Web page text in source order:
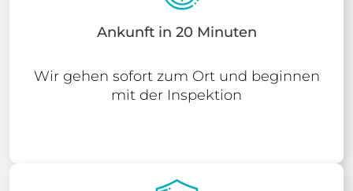
Ankunft in 20 Minuten
Wir gehen sofort zum Ort und beginnen
mit der Inspektion